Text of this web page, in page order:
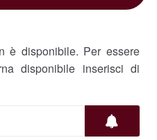
è disponibile. Per essere
disponibile inserisci di